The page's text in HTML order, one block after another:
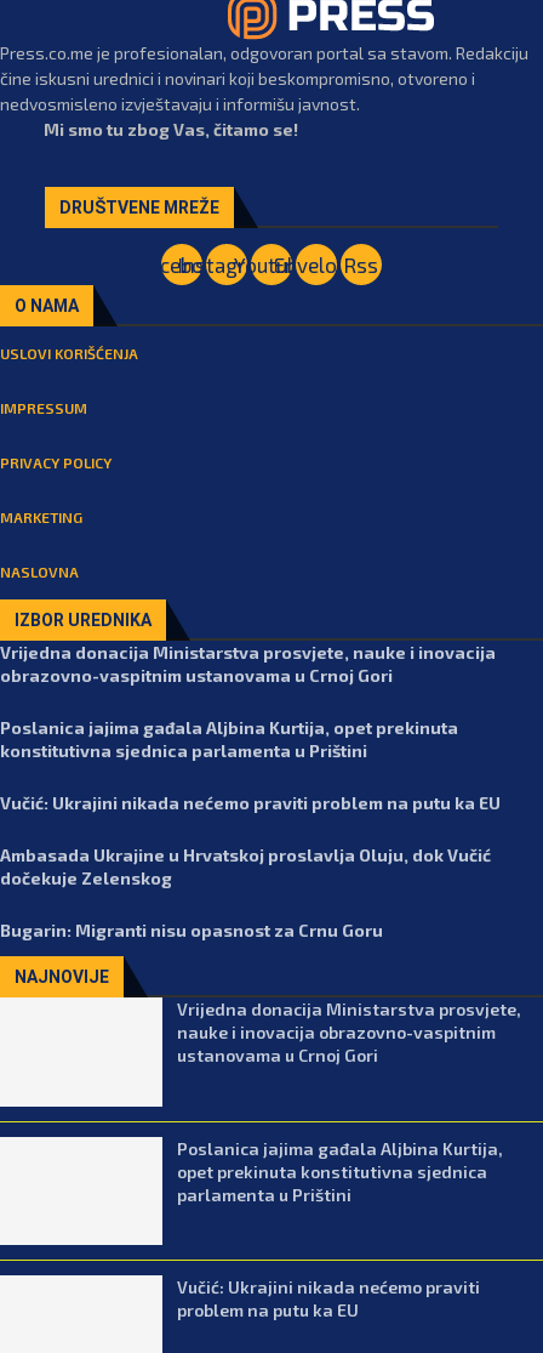
Press.co.me je profesionalan, odgovoran portal sa stavom. Redakciju
čine iskusni urednici i novinari koji beskompromisno, otvoreno i
nedvosmisleno izvještavaju i informišu javnost.
Mi smo tu zbog Vas, čitamo se!
DRUŠTVENE MREŽE
Facebook
Instagram
YoutubeEnvelopeRss
O NAMA
USLOVI KORIŠĆENJA
IMPRESSUM
PRIVACY POLICY
MARKETING
NASLOVNA
IZBOR UREDNIKA
Vrijedna donacija Ministarstva prosvjete, nauke i inovacija
obrazovno-vaspitnim ustanovama u Crnoj Gori
Poslanica jajima gađala Aljbina Kurtija, opet prekinuta
konstitutivna sjednica parlamenta u Prištini
Vučić: Ukrajini nikada nećemo praviti problem na putu ka EU
Ambasada Ukrajine u Hrvatskoj proslavlja Oluju, dok Vučić
dočekuje Zelenskog
Bugarin: Migranti nisu opasnost za Crnu Goru
NAJNOVIJE
Vrijedna donacija Ministarstva prosvjete,
nauke i inovacija obrazovno-vaspitnim
ustanovama u Crnoj Gori
Poslanica jajima gađala Aljbina Kurtija,
opet prekinuta konstitutivna sjednica
parlamenta u Prištini
Vučić: Ukrajini nikada nećemo praviti
problem na putu ka EU